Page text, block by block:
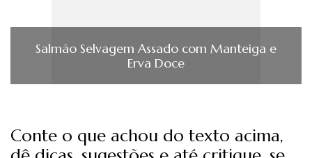
Salmão Selvagem Assado com Manteiga e
Erva Doce
Conte o que achou do texto acima,